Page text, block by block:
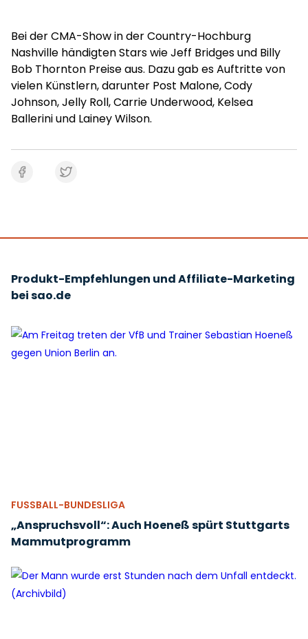
Bei der CMA-Show in der Country-Hochburg
Nashville händigten Stars wie Jeff Bridges und Billy
Bob Thornton Preise aus. Dazu gab es Auftritte von
vielen Künstlern, darunter Post Malone, Cody
Johnson, Jelly Roll, Carrie Underwood, Kelsea
Ballerini und Lainey Wilson.
Produkt-Empfehlungen und Affiliate-Marketing
bei sao.de
FUSSBALL-BUNDESLIGA
„Anspruchsvoll“: Auch Hoeneß spürt Stuttgarts
Mammutprogramm